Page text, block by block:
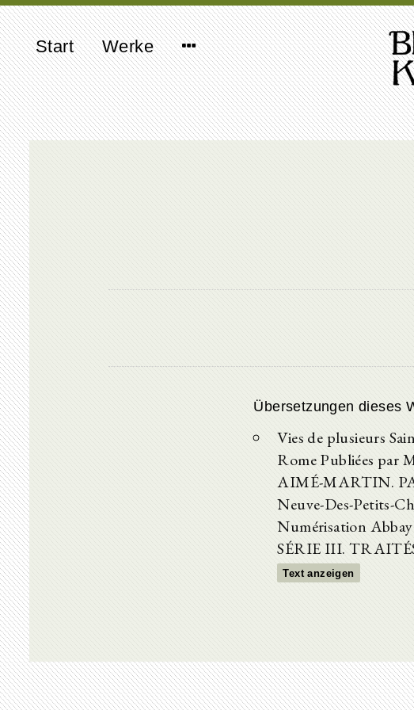
Start Werke
Übersetzungen dieses
Vies de plusieurs
Rome Publiées par
AIMÉ-MARTIN.
Neuve-Des-Petits-
Numérisation
SÉRIE III.
Text anzeigen